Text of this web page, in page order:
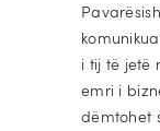
i tij të jetë
emri i
dëmtohet